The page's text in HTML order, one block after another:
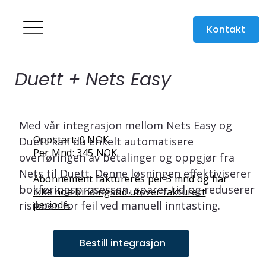
Kontakt
Oppstart: 0 NOK
Per Mnd: 345 NOK
Abonnement faktureres per 3 mnd og har
ikke noe bindingstid utover fakturert
periode.
Bestill integrasjon
Duett + Nets Easy
Med vår integrasjon mellom Nets Easy og
Duett kan du enkelt automatisere
overføringen av betalinger og oppgjør fra
Nets til Duett. Denne løsningen effektiviserer
bokføringsprosessen, sparer tid og reduserer
risikoen for feil ved manuell inntasting.